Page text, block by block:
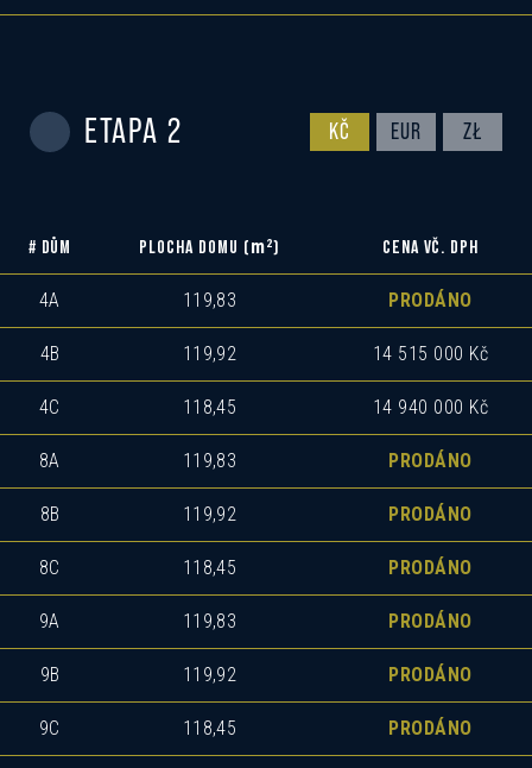
ETAPA 2 KČ EUR ZŁ
# DŮM PLOCHA DOMU (m2) CENA VČ. DPH
4A 119,83 PRODÁNO
4B 119,92 14 515 000 Kč
4C 118,45 14 940 000 Kč
8A 119,83 PRODÁNO
8B 119,92 PRODÁNO
8C 118,45 PRODÁNO
9A 119,83 PRODÁNO
9B 119,92 PRODÁNO
9C 118,45 PRODÁNO